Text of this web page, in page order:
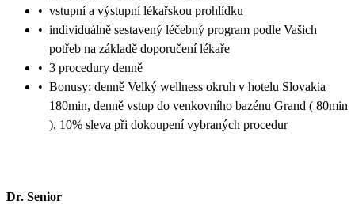
• vstupní a výstupní lékařskou prohlídku
• individuálně sestavený léčebný program podle Vašich
potřeb na základě doporučení lékaře
• 3 procedury denně
• Bonusy: denně Velký wellness okruh v hotelu Slovakia
180min, denně vstup do venkovního bazénu Grand ( 80min
), 10% sleva při dokoupení vybraných procedur
Dr. Senior